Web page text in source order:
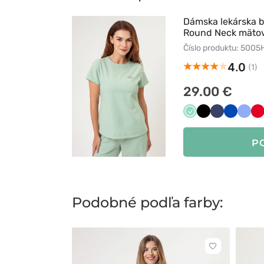
Dámska lekárska
Round Neck
Číslo produktu:
4.0 (1)
29.00 €
Miętowy
CzarnyCiemny
Podobné podľa farby:
Kliknite